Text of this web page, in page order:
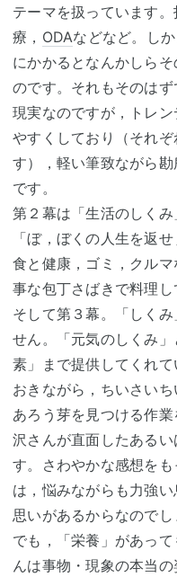
テーマを扱っています。
療， ODAなどなど。し
にかかるとなんかしら
のです。それもそのはず
現実なのですが，トレ
やすくしており（それ
す），軽い筆致ながら
です。
第２幕は「生活のしく
「ぼ，ぼくの人生を返
食と健康，ゴミ，クル
事な包丁さばきで料理し
そして第３幕。「しく
せん。「元気のしくみ
素」まで提供してくれ
おきながら，ちいさい
あろう芽を見つける作
沢さんが直面したある
す。さわやかな感想を
は，悩みながらも力強
思いがあるからなのでし
でも，「栄養」があっ
んは事物・現象の本当